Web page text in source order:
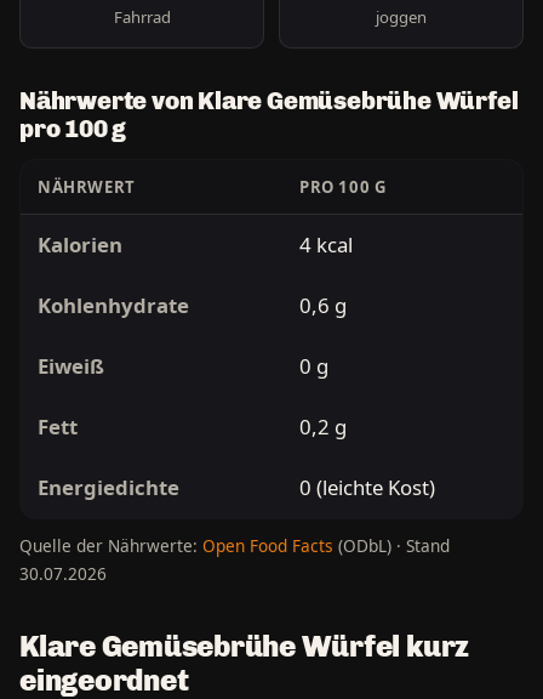
Fahrrad joggen
Nährwerte von Klare Gemüsebrühe Würfel
pro 100 g
NÄHRWERT PRO 100 G
Kalorien 4 kcal
Kohlenhydrate 0,6 g
Eiweiß 0 g
Fett 0,2 g
Energiedichte 0 (leichte Kost)
Quelle der Nährwerte: Open Food Facts (ODbL) · Stand
30.07.2026
Klare Gemüsebrühe Würfel kurz
eingeordnet